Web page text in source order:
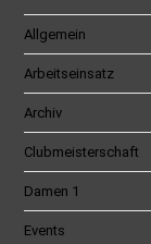
Allgemein
Arbeitseinsatz
Archiv
Clubmeisterschaft
Damen 1
Events